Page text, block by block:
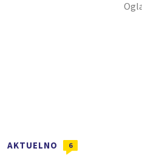
AKTUELNO 6